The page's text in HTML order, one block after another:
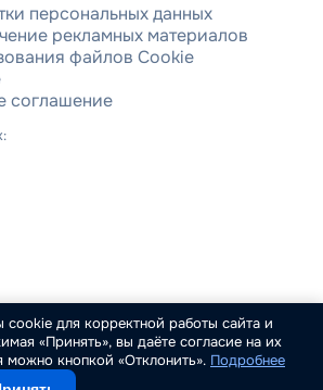
персональных данных
рекламных материалов
файлов Cookie
соглашение
для корректной работы сайта и
«Принять», вы даёте согласие на их
можно кнопкой «Отклонить». Подробнее